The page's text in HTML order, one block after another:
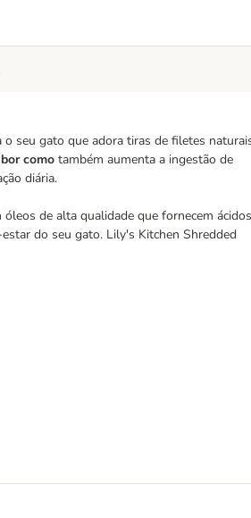
seu gato que adora tiras de filetes
como também aumenta a ingestão de
diária.
óleos de alta qualidade que fornecem ácidos
do seu gato. Lily's Kitchen Shredded